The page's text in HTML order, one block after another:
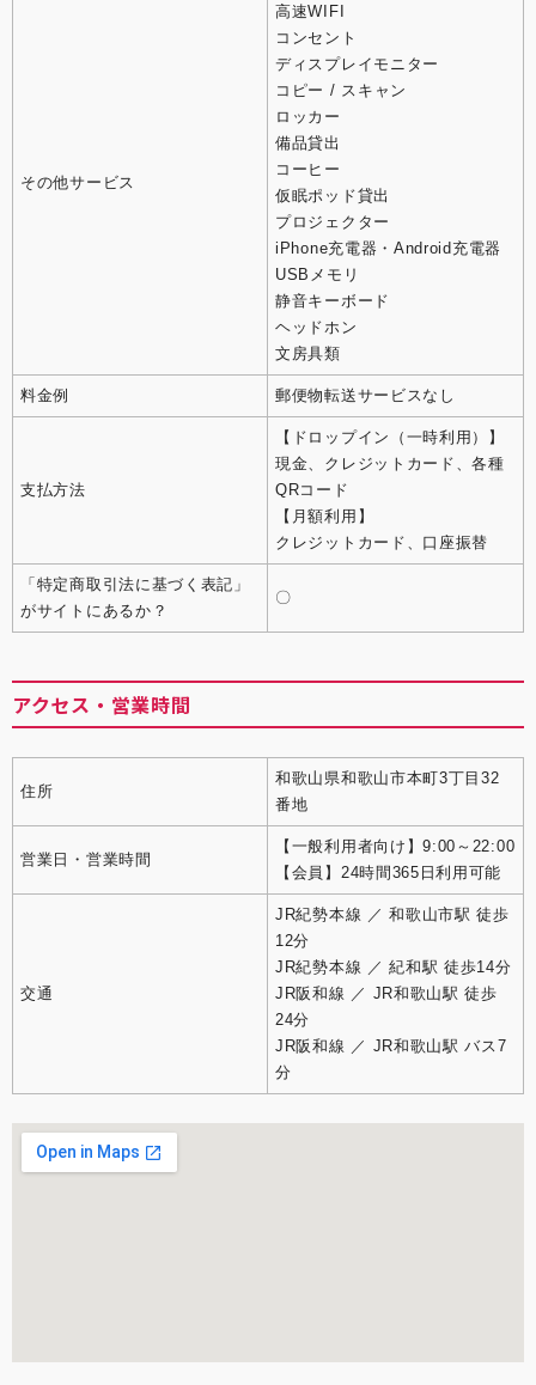
その他サービス
高速WIFI
コンセント
ディスプレイモニター
コピー / スキャン
ロッカー
備品貸出
コーヒー
仮眠ポッド貸出
プロジェクター
iPhone充電器・Android充電器
USBメモリ
静音キーボード
ヘッドホン
文房具類
料金例 郵便物転送サービスなし
支払方法
【ドロップイン（一時利用）】
現金、クレジットカード、各種
QRコード
【月額利用】
クレジットカード、口座振替
「特定商取引法に基づく表記」
がサイトにあるか？
〇
アクセス・営業時間
住所
和歌山県和歌山市本町3丁目32
番地
営業日・営業時間
【一般利用者向け】9:00～22:00
【会員】24時間365日利用可能
交通
JR紀勢本線 ／ 和歌山市駅 徒歩
12分
JR紀勢本線 ／ 紀和駅 徒歩14分
JR阪和線 ／ JR和歌山駅 徒歩
24分
JR阪和線 ／ JR和歌山駅 バス7
分